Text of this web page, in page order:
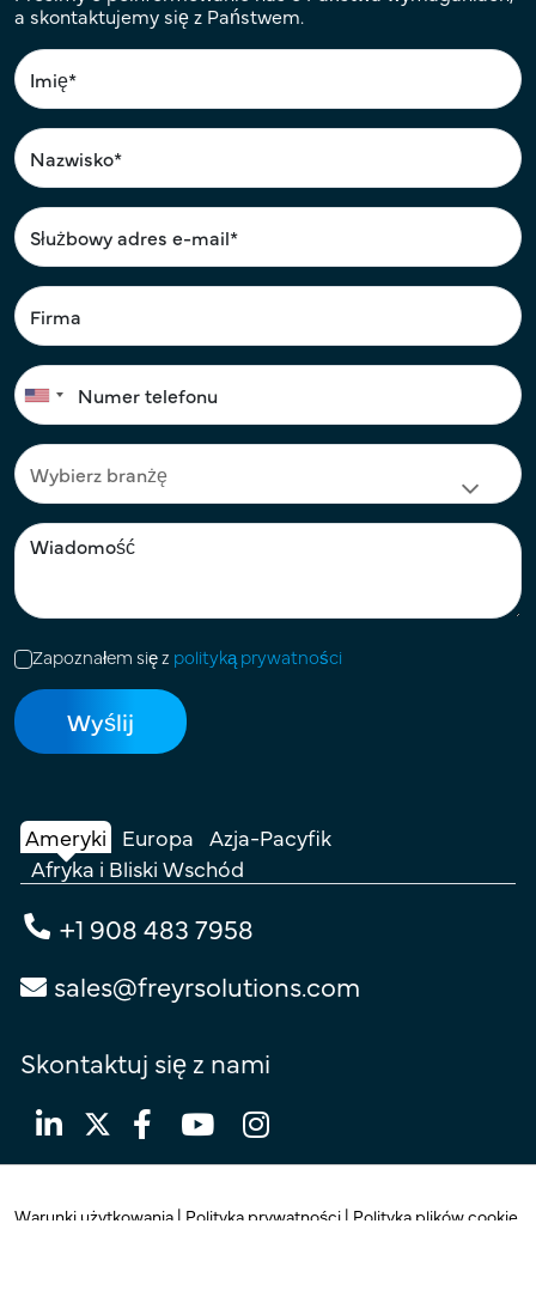
a skontaktujemy się z Państwem.
Zapoznałem się z polityką prywatności
Ameryki Europa Azja-Pacyfik
Afryka i Bliski Wschód
+1 908 483 7958
sales@freyrsolutions.com
Skontaktuj się z nami
Warunki użytkowania | Polityka prywatności | Polityka plików cookie